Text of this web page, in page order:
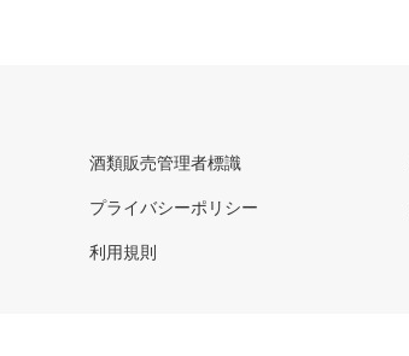
酒類販売管理者標識
プライバシーポリシー
利用規則